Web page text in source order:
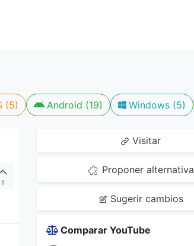
(5) Android (19) Windows (5)
2
Visitar
Proponer alternativa
Sugerir cambios
Comparar YouTube